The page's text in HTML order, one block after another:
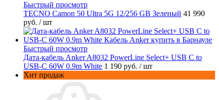
Быстрый просмотр
TECNO Camon 50 Ultra 5G 12/256 GB Зеленый 41 990
руб. / шт
Быстрый просмотр
Дата-кабель Anker A8032 PowerLine Select+ USB C to
USB-C 60W 0.9m White 1 190 руб. / шт
Хит продаж